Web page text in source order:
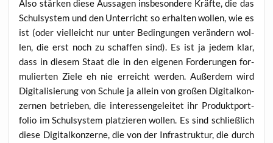
Also stär­ken die­se Aus­sa­gen ins­be­son­de­re Kräf­te, die das
Schul­sys­tem und den Unter­richt so erhal­ten wol­len, wie es
ist (oder viel­leicht nur unter Bedin­gun­gen ver­än­dern wol­
len, die erst noch zu schaf­fen sind). Es ist ja jedem klar,
dass in die­sem Staat die in den eige­nen For­de­run­gen for­
mu­lier­ten Zie­le eh nie erreicht wer­den. Außer­dem wird
Digi­ta­li­sie­rung von Schu­le ja allein von gro­ßen Digi­tal­kon­
zer­nen betrie­ben, die inter­es­sen­ge­lei­tet ihr Pro­dukt­port­
fo­lio im Schul­sys­tem plat­zie­ren wol­len. Es sind schließ­lich
die­se Digi­tal­kon­zer­ne, die von der Infra­struk­tur, die durch